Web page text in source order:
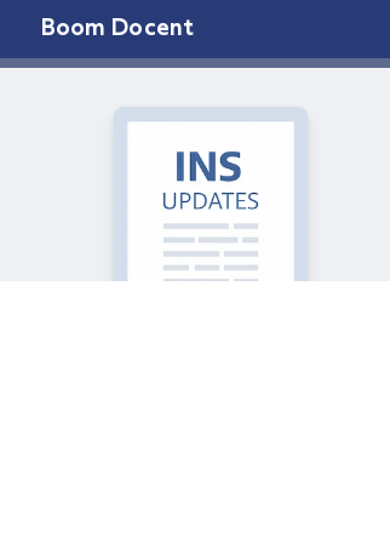
Boom Docent